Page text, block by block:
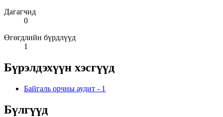
Дагагчид
0
Өгөгдлийн бүрдлүүд
1
Бүрэлдэхүүн хэсгүүд
Байгаль орчны аудит - 1
Бүлгүүд